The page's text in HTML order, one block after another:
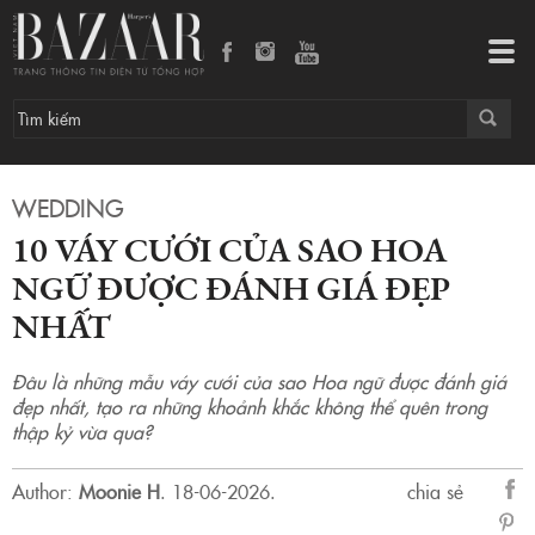
WEDDING
10 VÁY CƯỚI CỦA SAO HOA
NGỮ ĐƯỢC ĐÁNH GIÁ ĐẸP
NHẤT
Đâu là những mẫu váy cưới của sao Hoa ngữ được đánh giá
đẹp nhất, tạo ra những khoảnh khắc không thể quên trong
thập kỷ vừa qua?
Author: Moonie H. 18-06-2026.
chia sẻ
sẻ
10 váy cưới của sao Hoa ngữ được đánh giá đẹp nhất